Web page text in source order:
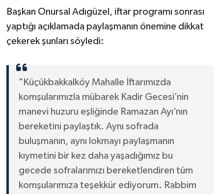
Başkan Onursal Adıgüzel, iftar programı sonrası
yaptığı açıklamada paylaşmanın önemine dikkat
çekerek şunları söyledi:
"Küçükbakkalköy Mahalle İftarımızda
komşularımızla mübarek Kadir Gecesi’nin
manevi huzuru eşliğinde Ramazan Ayı’nın
bereketini paylaştık. Aynı sofrada
buluşmanın, aynı lokmayı paylaşmanın
kıymetini bir kez daha yaşadığımız bu
gecede sofralarımızı bereketlendiren tüm
komşularımıza teşekkür ediyorum. Rabbim